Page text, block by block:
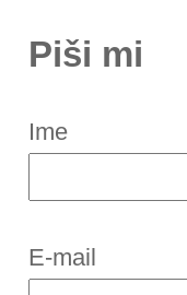
Piši mi
Ime
E-mail